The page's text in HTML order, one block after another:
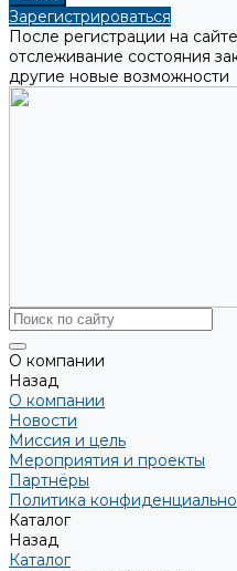
Зарегистрироваться
После регистрации на
отслеживание состояния
другие новые возможности
О компании
Назад
О компании
Новости
Миссия и цель
Мероприятия и проекты
Партнёры
Политика
Каталог
Назад
Каталог